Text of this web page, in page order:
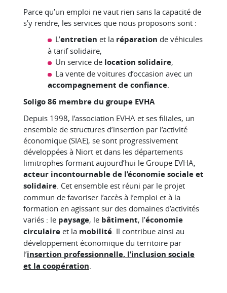
Parce qu’un emploi ne vaut rien sans la capacité de
s’y rendre, les services que nous proposons sont :
L’entretien et la réparation de véhicules
à tarif solidaire,
Un service de location solidaire,
La vente de voitures d’occasion avec un
accompagnement de confiance.
Soligo 86 membre du groupe EVHA
Depuis 1998, l’association EVHA et ses filiales, un
ensemble de structures d’insertion par l’activité
économique (SIAE), se sont progressivement
développées à Niort et dans les départements
limitrophes formant aujourd’hui le Groupe EVHA,
acteur incontournable de l’économie sociale et
solidaire. Cet ensemble est réuni par le projet
commun de favoriser l’accès à l’emploi et à la
formation en agissant sur des domaines d’activités
variés : le paysage, le bâtiment, l’économie
circulaire et la mobilité. Il contribue ainsi au
développement économique du territoire par
l’insertion professionnelle, l’inclusion sociale
et la coopération.